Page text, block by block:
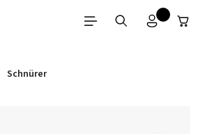
Schnürer